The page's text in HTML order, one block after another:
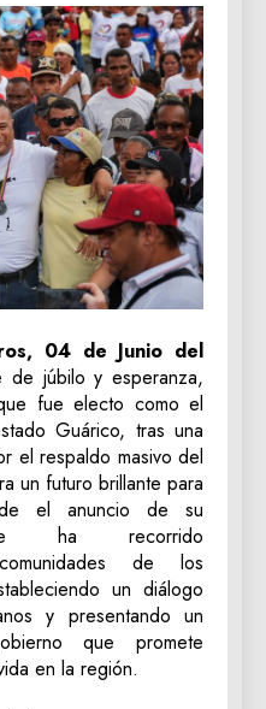
04 de Junio del
de júbilo y esperanza,
fue electo como el
Guárico, tras una
el respaldo masivo del
un futuro brillante para
el anuncio de su
ha recorrido
de los
un diálogo
y presentando un
que promete
en la región.